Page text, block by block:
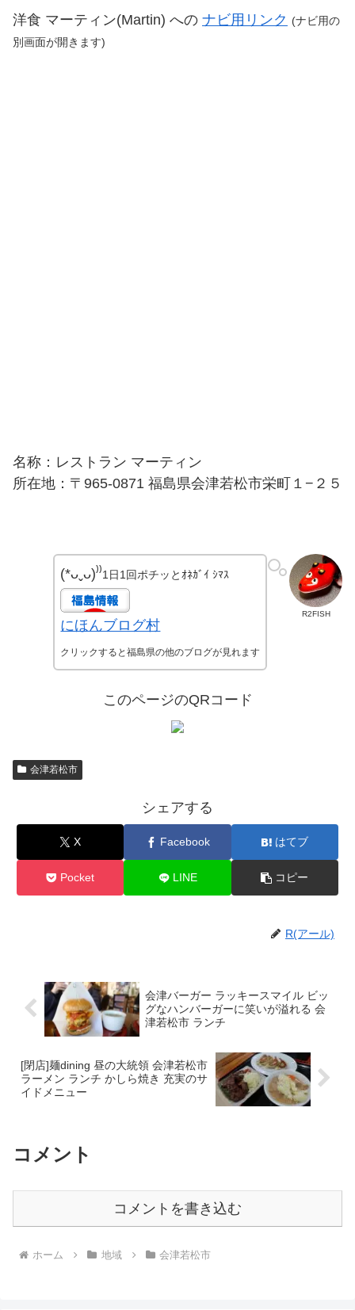
洋食 マーティン(Martin) への ナビ用リンク (ナビ用の
別画面が開きます)
名称：レストラン マーティン
所在地：〒965-0871 福島県会津若松市栄町１−２５
R2FISH
(*ᴗˬᴗ)⁾⁾1日1回ポチッとｵﾈｶﾞｲ ｼﾏｽ
にほんブログ村
クリックすると福島県の他のブログが見れます
このページのQRコード
会津若松市
シェアする
X Facebook はてブ
Pocket LINE コピー
R(アール)
会津バーガー ラッキースマイル ビッ
グなハンバーガーに笑いが溢れる 会
津若松市 ランチ
[閉店]麺dining 昼の大統領 会津若松市
ラーメン ランチ かしら焼き 充実のサ
イドメニュー
コメント
コメントを書き込む
ホーム 地域 会津若松市